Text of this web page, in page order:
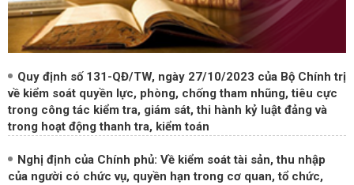
Quy định số 131-QĐ/TW, ngày 27/10/2023 của Bộ Chính trị
về kiểm soát quyền lực, phòng, chống tham nhũng, tiêu cực
trong công tác kiểm tra, giám sát, thi hành kỷ luật đảng và
trong hoạt động thanh tra, kiểm toán
Nghị định của Chính phủ: Về kiểm soát tài sản, thu nhập
của người có chức vụ, quyền hạn trong cơ quan, tổ chức,